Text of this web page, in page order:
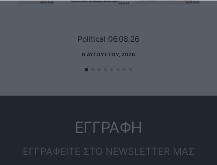
Political 06.08.26
6 ΑΥΓΟΎΣΤΟΥ, 2026
ΕΓΓΡΑΦΗ
ΕΓΓΡΑΦΕΙΤΕ ΣΤΟ NEWSLETTER ΜΑΣ